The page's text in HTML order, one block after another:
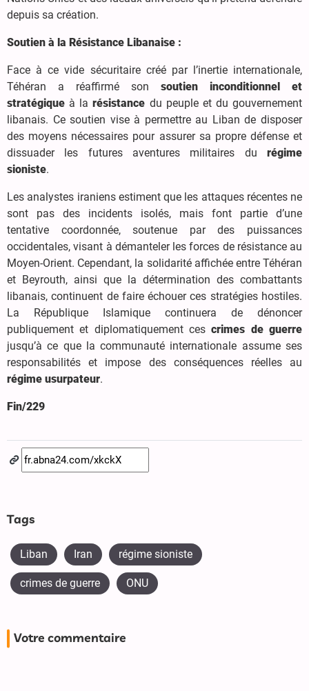
depuis sa création.
Soutien à la Résistance Libanaise :
Face à ce vide sécuritaire créé par l’inertie internationale,
Téhéran a réaffirmé son soutien inconditionnel et
stratégique à larésistance du peuple et du gouvernement
libanais. Ce soutien vise à permettre au Liban de disposer
des moyens nécessaires pour assurer sa propre défense et
dissuader les futures aventures militaires du régime
sioniste.
Les analystes iraniens estiment que les attaques récentes ne
sont pas des incidents isolés, mais font partie d’une
tentative coordonnée, soutenue par des puissances
occidentales, visant à démanteler les forces de résistance au
Moyen-Orient. Cependant, la solidarité affichée entre Téhéran
et Beyrouth, ainsi que la détermination des combattants
libanais, continuent de faire échouer ces stratégies hostiles.
La République Islamique continuera de dénoncer
publiquement et diplomatiquement cescrimes de guerre
jusqu’à ce que la communauté internationale assume ses
responsabilités et impose des conséquences réelles au
régime usurpateur.
Fin/229
Tags
Liban Iran régime sioniste
crimes de guerre ONU
Votre commentaire